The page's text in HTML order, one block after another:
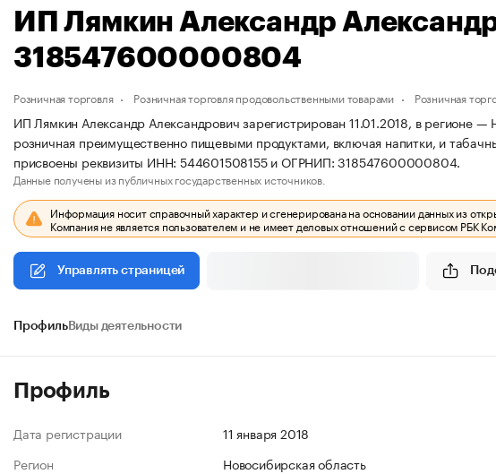
ИП Лямкин Александр
318547600000804
Розничная торговля Розничная торговля продовольственными товарами Розничная
ИП Лямкин Александр Александрович зарегистрирован 11.01.2018, в регионе —
розничная преимущественно пищевыми продуктами, включая напитки, и
присвоены реквизиты ИНН: 544601508155 и ОГРНИП: 318547600000804.
Данные получены из публичных государственных источников.
Информация носит справочный характер и сгенерирована на основании данных из
Компания не является пользователем и не имеет деловых отношений с сервисом РБК
Управлять страницей
ПрофильВиды деятельности
Профиль
Дата регистрации
11 января 2018
Регион
Новосибирская область